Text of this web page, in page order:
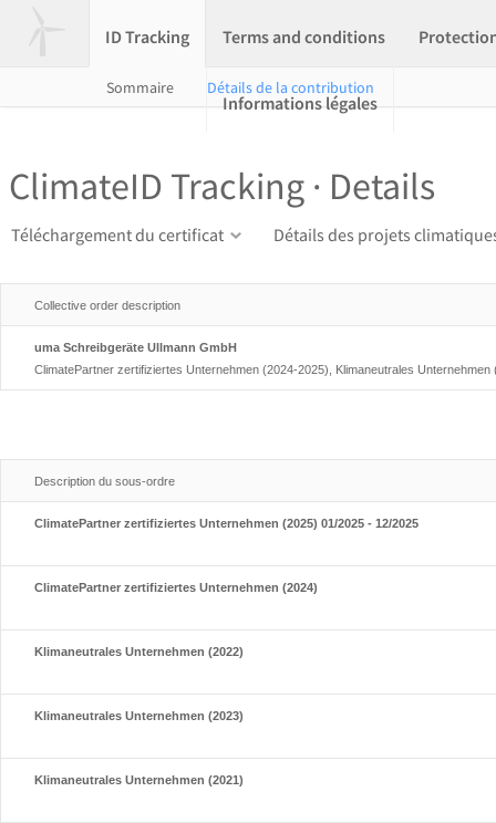
ID Tracking Terms and conditions
Informations légales
Sommaire Détails de la contribution
ClimateID Tracking · Details
Téléchargement du certificat Détails des projets
Collective order description
uma Schreibgeräte Ullmann GmbH
ClimatePartner zertifiziertes Unternehmen (2024-2025), Klimaneutrales Unternehmen
Description du sous-ordre
ClimatePartner zertifiziertes Unternehmen (2025) 01/2025 - 12/2025
ClimatePartner zertifiziertes Unternehmen (2024)
Klimaneutrales Unternehmen (2022)
Klimaneutrales Unternehmen (2023)
Klimaneutrales Unternehmen (2021)